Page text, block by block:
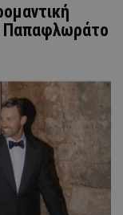
Παπαφλωράτο